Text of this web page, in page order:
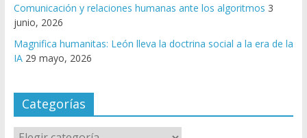
Comunicación y relaciones humanas ante los algoritmos 3
junio, 2026
Magnifica humanitas: León lleva la doctrina social a la era de la
IA 29 mayo, 2026
Categorías